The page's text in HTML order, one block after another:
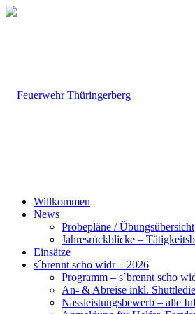
Willkommen
News
Probepläne / Übungsübersicht
Jahresrückblicke –
Einsätze
s´brennt scho widr – 2026
Programm – s´brennt scho
An- & Abreise inkl.
Nassleistungsbewerb – alle